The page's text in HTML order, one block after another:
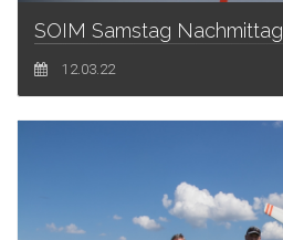
SOIM Samstag Nachmittag
12.03.22